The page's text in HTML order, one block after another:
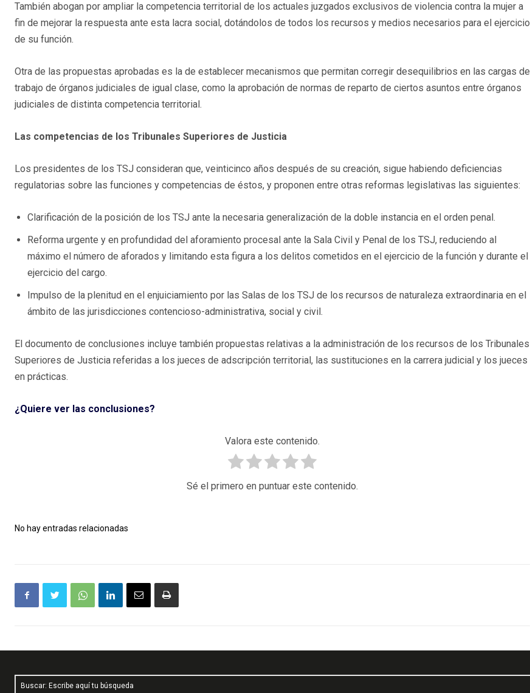
También abogan por ampliar la competencia territorial de los actuales juzgados exclusivos de violencia contra la mujer a
fin de mejorar la respuesta ante esta lacra social, dotándolos de todos los recursos y medios necesarios para el ejercicio
de su función.
Otra de las propuestas aprobadas es la de establecer mecanismos que permitan corregir desequilibrios en las cargas de
trabajo de órganos judiciales de igual clase, como la aprobación de normas de reparto de ciertos asuntos entre órganos
judiciales de distinta competencia territorial.
Las competencias de los Tribunales Superiores de Justicia
Los presidentes de los TSJ consideran que, veinticinco años después de su creación, sigue habiendo deficiencias
regulatorias sobre las funciones y competencias de éstos, y proponen entre otras reformas legislativas las siguientes:
Clarificación de la posición de los TSJ ante la necesaria generalización de la doble instancia en el orden penal.
Reforma urgente y en profundidad del aforamiento procesal ante la Sala Civil y Penal de los TSJ, reduciendo al
máximo el número de aforados y limitando esta figura a los delitos cometidos en el ejercicio de la función y durante el
ejercicio del cargo.
Impulso de la plenitud en el enjuiciamiento por las Salas de los TSJ de los recursos de naturaleza extraordinaria en el
ámbito de las jurisdicciones contencioso-administrativa, social y civil.
El documento de conclusiones incluye también propuestas relativas a la administración de los recursos de los Tribunales
Superiores de Justicia referidas a los jueces de adscripción territorial, las sustituciones en la carrera judicial y los jueces
en prácticas.
¿Quiere ver las conclusiones?
Valora este contenido.
Sé el primero en puntuar este contenido.
No hay entradas relacionadas
Buscar: Escribe aquí tu búsqueda